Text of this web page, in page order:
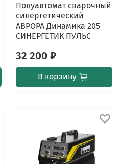
Полуавтомат сварочный
синергетический
АВРОРА Динамика 205
СИНЕРГЕТИК ПУЛЬС
32 200 ₽
В корзину